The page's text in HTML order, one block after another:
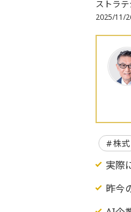
ストラ
2025/11/
株式
実際
昨今